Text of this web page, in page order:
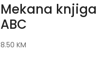
Mekana knjiga
ABC
8.50 KM